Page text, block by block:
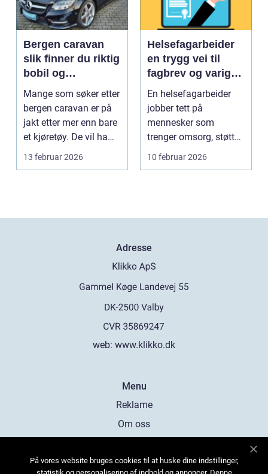
Bergen caravan
slik finner du riktig
bobil og
campingvogn på
vestlandet
Mange som søker etter
bergen caravan er på
jakt etter mer enn bare
et kjøretøy. De vil ha
frihet, fl...
13 februar 2026
Helsefagarbeider
en trygg vei til
fagbrev og varig
jobb
En helsefagarbeider
jobber tett på
mennesker som
trenger omsorg, støtte
og helsehjelp i
10 februar 2026
Adresse
web: www.klikko.dk
Menu
Reklame
Om oss
Kontakt Oss
På vores website bruges cookies til at huske dine indstillinger,